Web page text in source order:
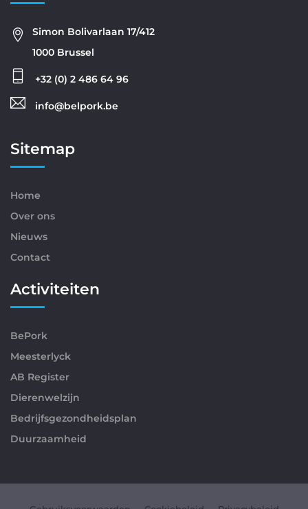
Simon Bolivarlaan 17/412
1000 Brussel
+32 (0) 2 486 64 96
info@belpork.be
Sitemap
Home
Over ons
Nieuws
Contact
Activiteiten
BePork
Meesterlyck
AB Register
Dierenwelzijn
Bedrijfsgezondheidsplan
Duurzaamheid